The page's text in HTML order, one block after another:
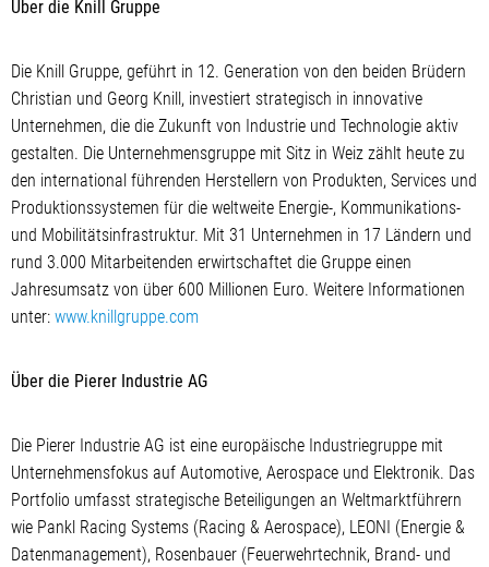
Über die Knill Gruppe
Die Knill Gruppe, geführt in 12. Generation von den beiden Brüdern
Christian und Georg Knill, investiert strategisch in innovative
Unternehmen, die die Zukunft von Industrie und Technologie aktiv
gestalten. Die Unternehmensgruppe mit Sitz in Weiz zählt heute zu
den international führenden Herstellern von Produkten, Services und
Produktionssystemen für die weltweite Energie-, Kommunikations-
und Mobilitätsinfrastruktur. Mit 31 Unternehmen in 17 Ländern und
rund 3.000 Mitarbeitenden erwirtschaftet die Gruppe einen
Jahresumsatz von über 600 Millionen Euro. Weitere Informationen
unter: www.knillgruppe.com
Über die Pierer Industrie AG
Die Pierer Industrie AG ist eine europäische Industriegruppe mit
Unternehmensfokus auf Automotive, Aerospace und Elektronik. Das
Portfolio umfasst strategische Beteiligungen an Weltmarktführern
wie Pankl Racing Systems (Racing & Aerospace), LEONI (Energie &
Datenmanagement), Rosenbauer (Feuerwehrtechnik, Brand- und